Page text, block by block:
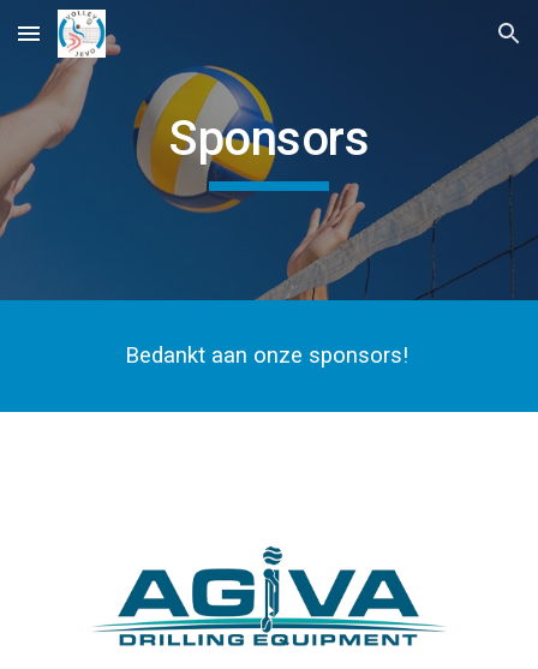
Skip to main content Skip to navigation
Sponsors
Bedankt aan onze sponsors!